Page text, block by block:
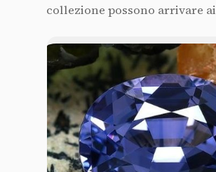
collezione possono arrivare ai